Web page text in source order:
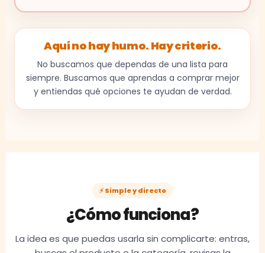
Aquí no hay humo. Hay criterio.
No buscamos que dependas de una lista para
siempre. Buscamos que aprendas a comprar mejor
y entiendas qué opciones te ayudan de verdad.
⚡ Simple y directo
¿Cómo funciona?
La idea es que puedas usarla sin complicarte: entras,